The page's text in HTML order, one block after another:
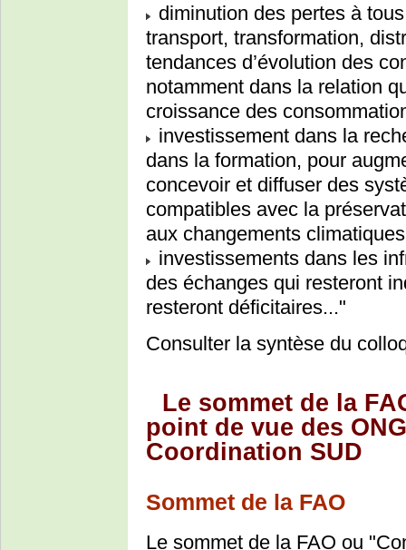
diminution des pertes à
transport, transformation,
tendances d’évolution des
notamment dans la relation
croissance des
investissement dans la
dans la formation, pour
concevoir et diffuser des
compatibles avec la
aux changements
investissements dans les
des échanges qui resteront
resteront déficitaires..."
Consulter la syntèse du
Le sommet de la
point de vue des
Coordination SUD
Sommet de la FAO
Le sommet de la FAO ou